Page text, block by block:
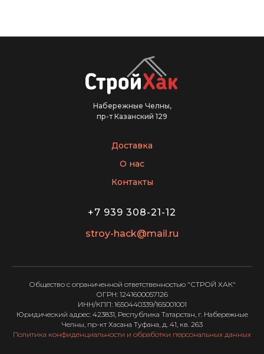
Набережные Челны,
пр-т Казанский 129
Доставка
О нас
Контакты
+7 939 308-21-12
stroy-hack@mail.ru
Общество с ограниченной ответственностью "СТРОЙ ХАК"
ОГРН: 1241600057126
ИНН/КПП: 1650440339/165001001
Юридический адрес: 423831, Республика Татарстан, г. Набережные
Челны, пр-кт Хасана Туфана, д. 41, кв. 263
Политика конфиденциальности и обработки персональных данных